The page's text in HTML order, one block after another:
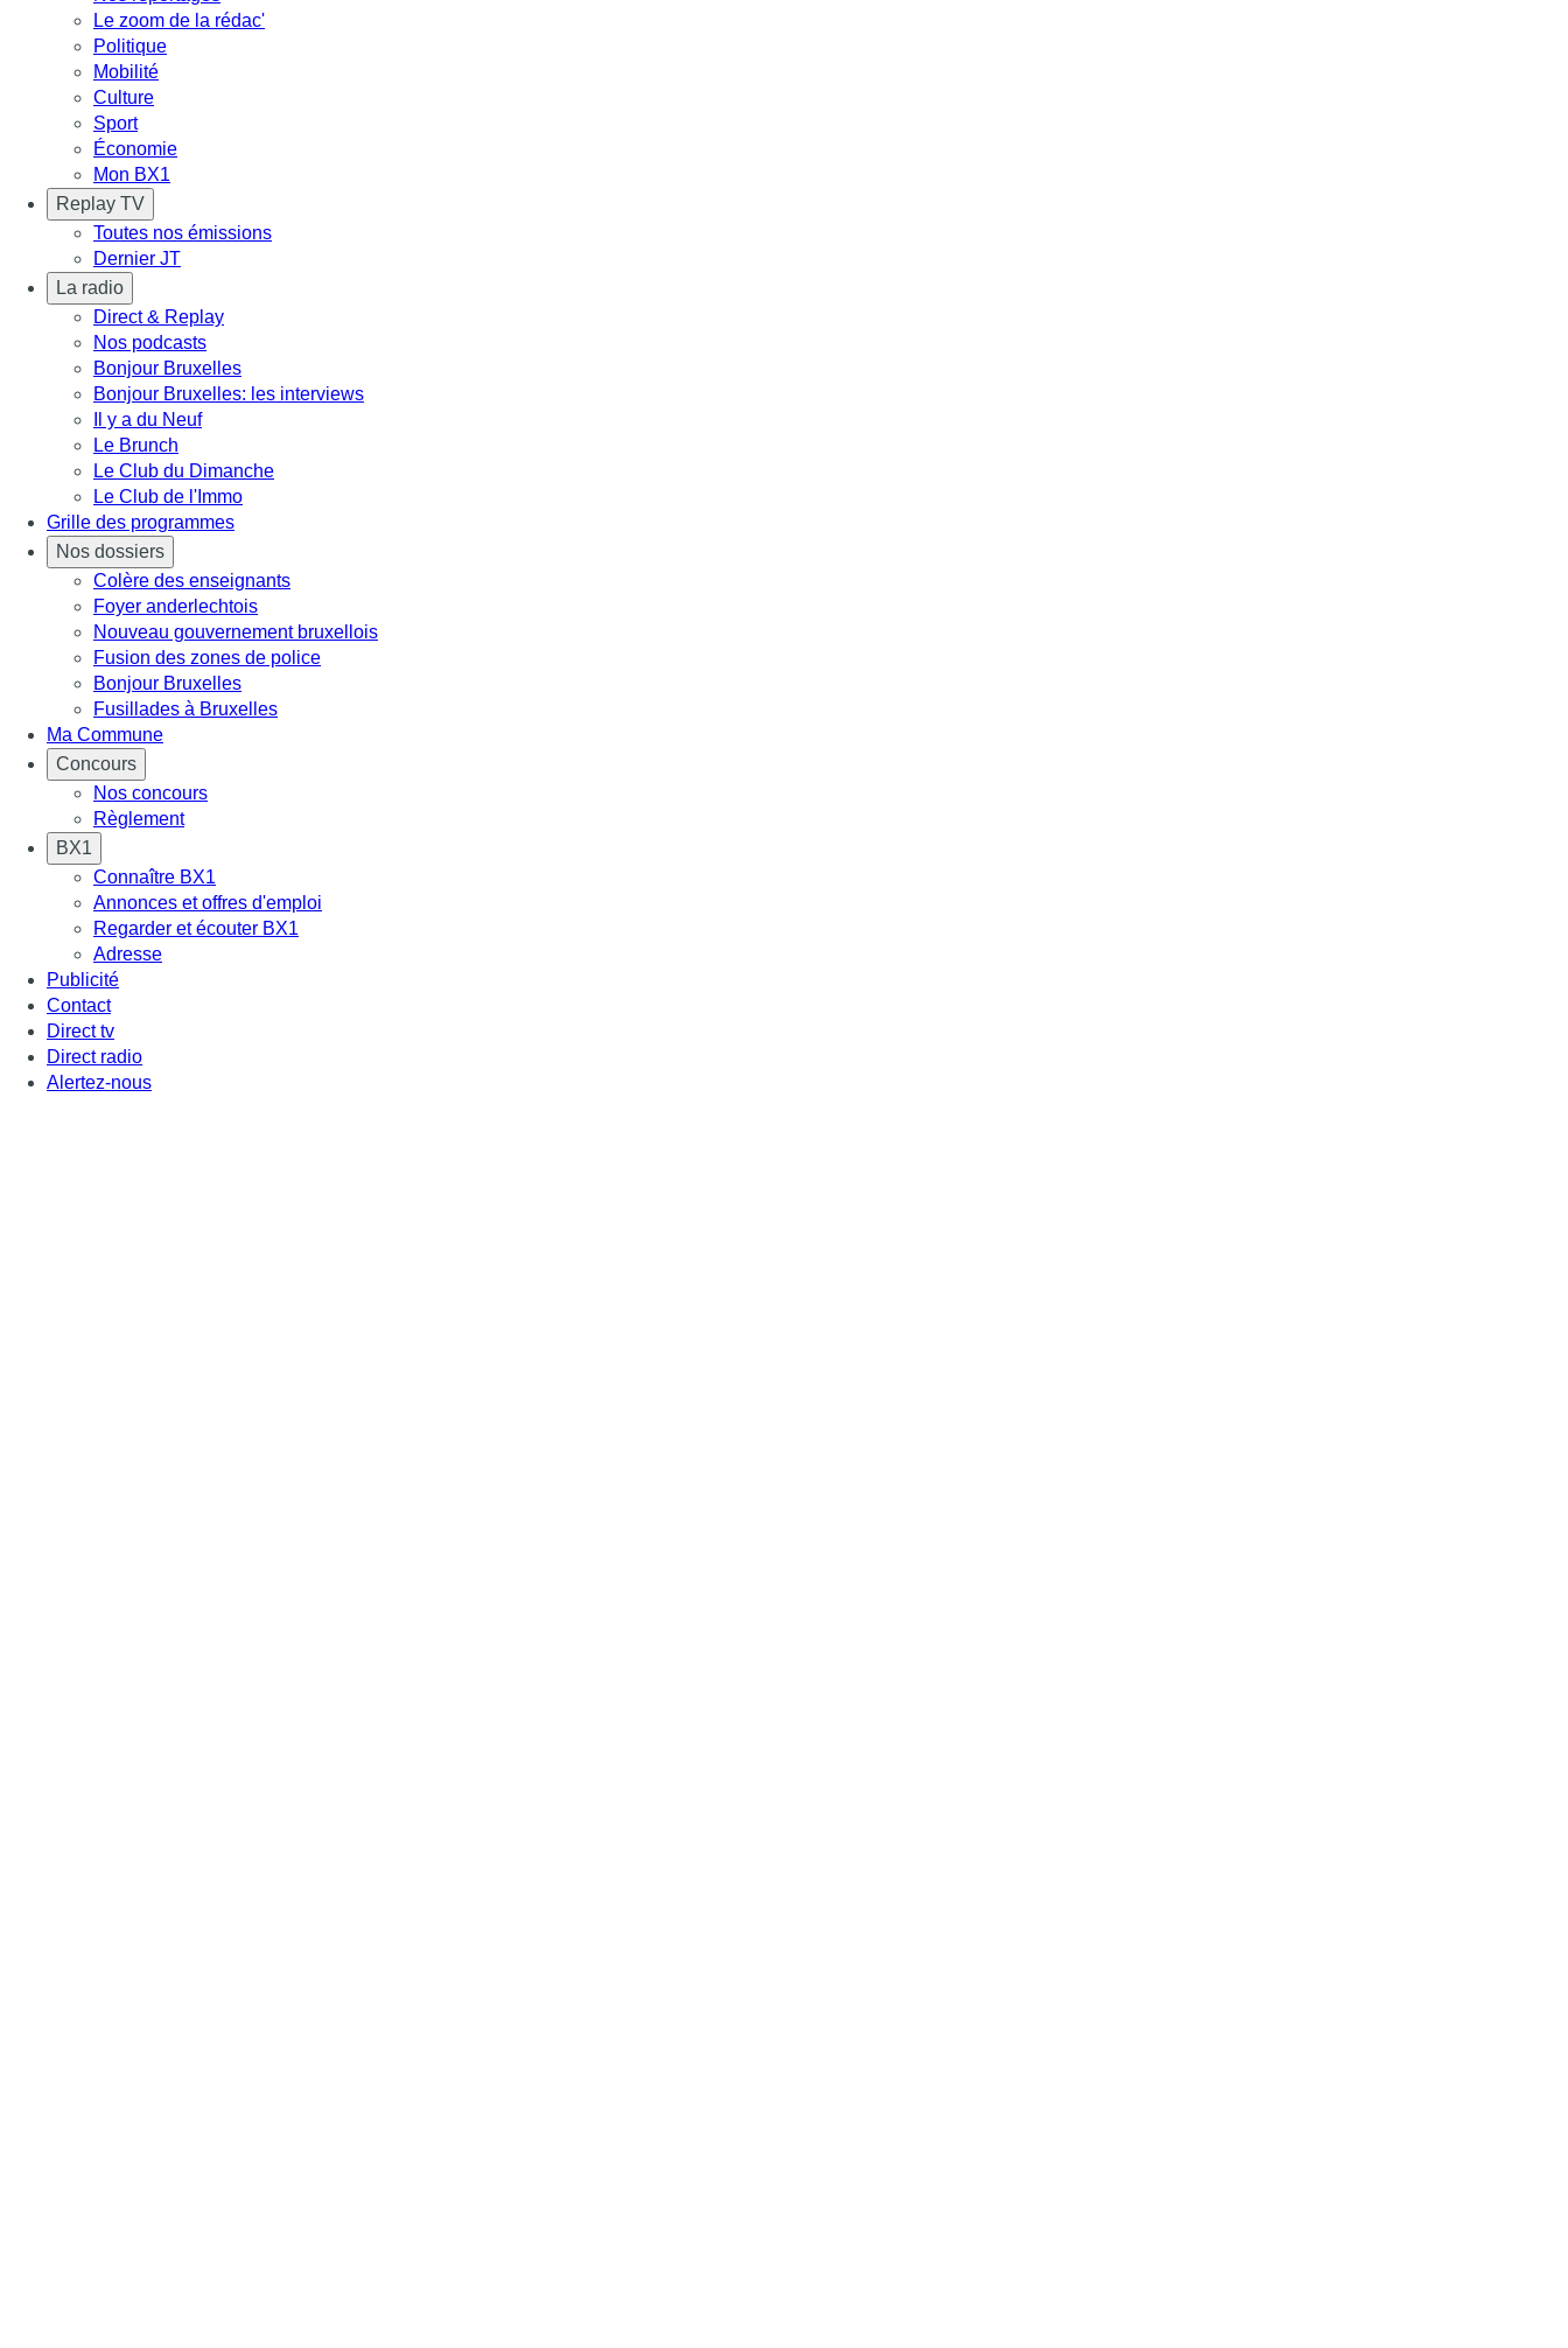
Le zoom de la rédac'
Politique
Mobilité
Culture
Sport
Économie
Mon BX1
Replay TV
Toutes nos émissions
Dernier JT
La radio
Direct & Replay
Nos podcasts
Bonjour Bruxelles
Bonjour Bruxelles: les interviews
Il y a du Neuf
Le Brunch
Le Club du Dimanche
Le Club de l'Immo
Grille des programmes
Nos dossiers
Colère des enseignants
Foyer anderlechtois
Nouveau gouvernement bruxellois
Fusion des zones de police
Bonjour Bruxelles
Fusillades à Bruxelles
Ma Commune
Concours
Nos concours
Règlement
BX1
Connaître BX1
Annonces et offres d'emploi
Regarder et écouter BX1
Adresse
Publicité
Contact
Direct tv
Direct radio
Alertez-nous